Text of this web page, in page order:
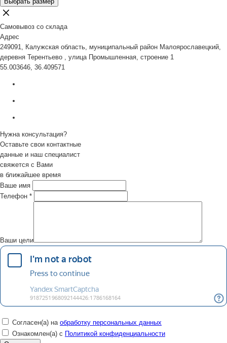
Самовывоз со склада
Адрес
249091, Калужская область, муниципальный район Малоярославецкий,
деревня Терентьево , улица Промышленная, строение 1
55.003646, 36.409571
Нужна консультация?
Оставьте свои контактные
данные и наш специалист
свяжется с Вами
в ближайшее время
Ваше имя
Телефон *
Ваши цели
Согласен(а) на обработку персональных данных
Ознакомлен(а) с Политикой конфиденциальности